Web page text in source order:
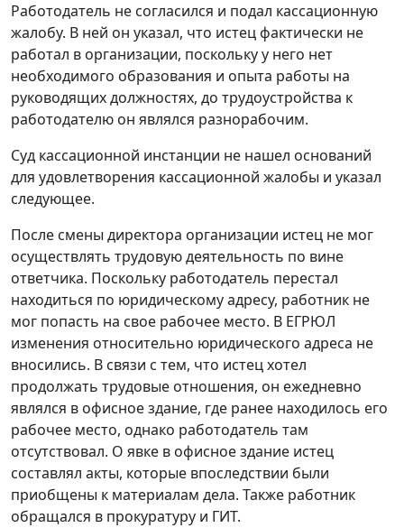
Работодатель не согласился и подал кассационную
жалобу. В ней он указал, что истец фактически не
работал в организации, поскольку у него нет
необходимого образования и опыта работы на
руководящих должностях, до трудоустройства к
работодателю он являлся разнорабочим.
Суд кассационной инстанции не нашел оснований
для удовлетворения кассационной жалобы и указал
следующее.
После смены директора организации истец не мог
осуществлять трудовую деятельность по вине
ответчика. Поскольку работодатель перестал
находиться по юридическому адресу, работник не
мог попасть на свое рабочее место. В ЕГРЮЛ
изменения относительно юридического адреса не
вносились. В связи с тем, что истец хотел
продолжать трудовые отношения, он ежедневно
являлся в офисное здание, где ранее находилось его
рабочее место, однако работодатель там
отсутствовал. О явке в офисное здание истец
составлял акты, которые впоследствии были
приобщены к материалам дела. Также работник
обращался в прокуратуру и ГИТ.